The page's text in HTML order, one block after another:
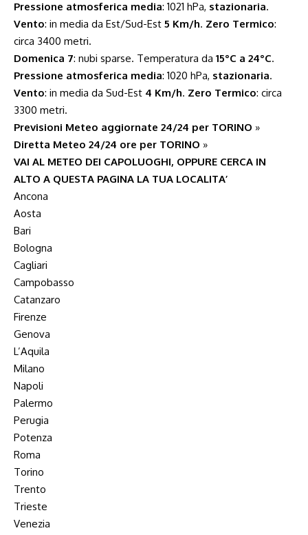
Pressione atmosferica media: 1021 hPa, stazionaria.
Vento: in media da Est/Sud-Est 5 Km/h. Zero Termico:
circa 3400 metri.
Domenica 7: nubi sparse. Temperatura da 15°C a 24°C.
Pressione atmosferica media: 1020 hPa, stazionaria.
Vento: in media da Sud-Est 4 Km/h. Zero Termico: circa
3300 metri.
Previsioni Meteo aggiornate 24/24 per TORINO »
Diretta Meteo 24/24 ore per TORINO »
VAI AL METEO DEI CAPOLUOGHI, OPPURE CERCA IN
ALTO A QUESTA PAGINA LA TUA LOCALITA’
Ancona
Aosta
Bari
Bologna
Cagliari
Campobasso
Catanzaro
Firenze
Genova
L’Aquila
Milano
Napoli
Palermo
Perugia
Potenza
Roma
Torino
Trento
Trieste
Venezia